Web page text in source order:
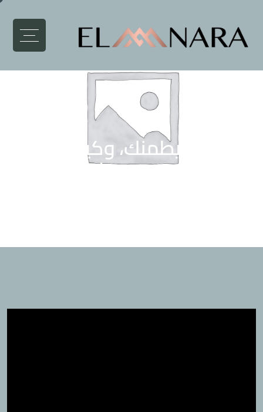
أمان يطمنك، وكيدز أريا
تفرّحهم… بس في إيتالا